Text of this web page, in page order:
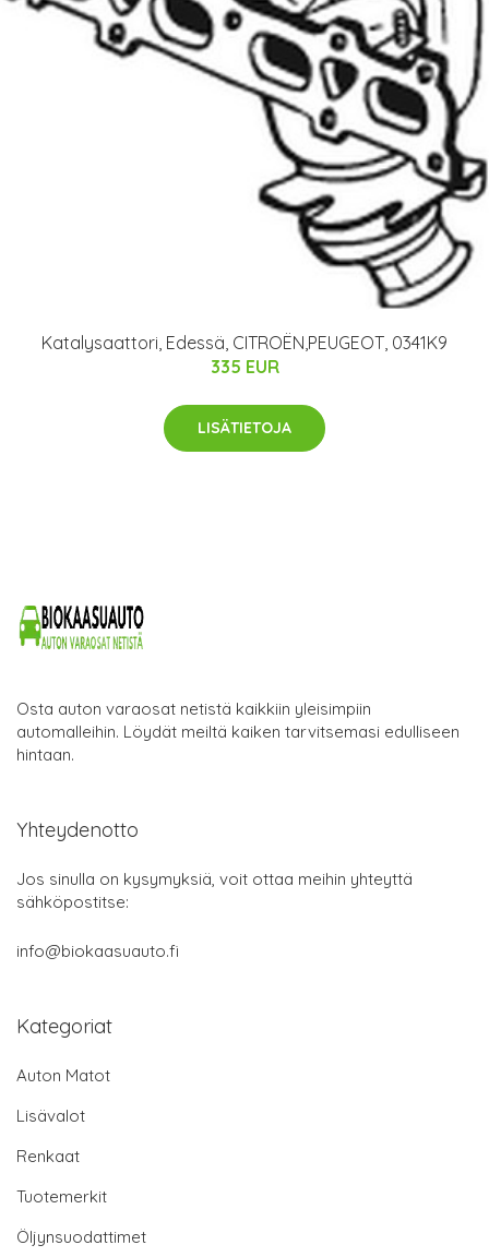
Katalysaattori, Edessä, CITROËN,PEUGEOT, 0341K9
335 EUR
LISÄTIETOJA
Osta auton varaosat netistä kaikkiin yleisimpiin
automalleihin. Löydät meiltä kaiken tarvitsemasi edulliseen
hintaan.
Yhteydenotto
Jos sinulla on kysymyksiä, voit ottaa meihin yhteyttä
sähköpostitse:
info@biokaasuauto.fi
Kategoriat
Auton Matot
Lisävalot
Renkaat
Tuotemerkit
Öljynsuodattimet